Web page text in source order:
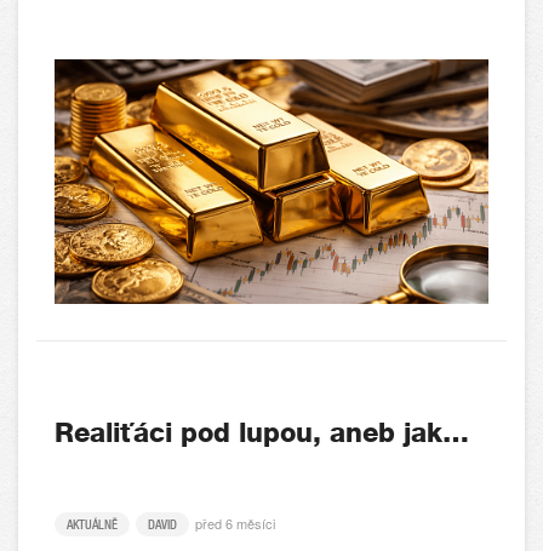
Realiťáci pod lupou, aneb jak…
AKTUÁLNĚ DAVID před 6 měsíci